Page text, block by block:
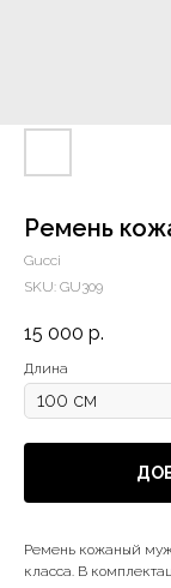
Ремень
Gucci
SKU: GU309
15 000 р.
Длина
Ремень кожаный
класса. В